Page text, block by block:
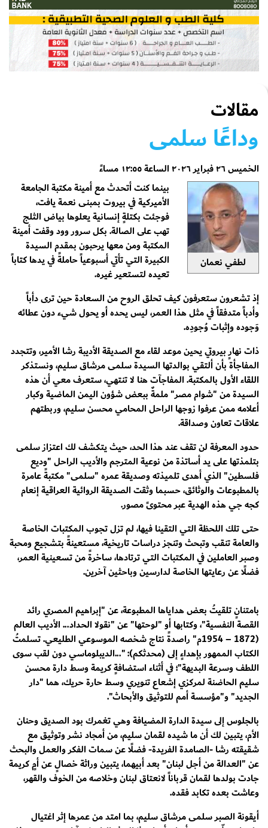
مقالات
وداعًا سلمى
الخميس ٢٦ فبراير ٢٠٢٦ الساعة ١٢:٥٥ مساءً
لطفي نعمان
بينما كنت أتحدث مع أمينة مكتبة الجامعة
الأميركية في بيروت بمبنى نعمة يافت،
فوجئت بكتلةٍ إنسانية يعلوها بياض الثلج
تهب على الصالة. بكل سرور وود وقفت أمينة
المكتبة ومن معها يرحبون بمقدم السيدة
الكبيرة التي تأتي أسبوعياً حاملةً في يدها كتاباً
تعيده لتستعير غيره.
إذ تشعرون ستعرفون كيف تحلق الروح من السعادة حين ترى دأباً
وأدباً متدفقاً في مثل هذا العمر، ليس يحده أو يحول شيء دون عطائه
وَجوده وإثبات وُجودِه.
ذات نهارٍ بيروتي يحين موعد لقاء مع الصديقة الأديبة رشا الأمير، وتتجدد
المفاجأة بأن ألتقي بوالدتها السيدة سلمى مرشاق سليم، ونستذكر
اللقاء الأول بالمكتبة. المفاجآت هنا لا تنتهي، ستعرف معي أن هذه
السيدة من "شوام مصر" ملمةٌ ببعض شؤون اليمن الماضية وكبار
أعلامه ممن عرفوا زوجها الراحل المحامي محسن سليم، وربطتهم
علاقات تعاون وصداقة.
حدود المعرفة لن تقف عند هذا الحد، حيث يتكشف لك اعتزاز سلمى
بتلمذتها على يد أساتذة من نوعية المترجم والأديب الراحل "وديع
فلسطين" الذي أهدى تلميذته وصديقة عمره "سلمى" مكتبةً عامرة
بالمطبوعات والوثائق، حسبما وثقت الصديقة الروائية العراقية إنعام
كجه جي هذه الهدية عبر محتوىً مصور.
حتى تلك اللحظة التي التقينا فيها، لم تزل تجوب المكتبات الخاصة
والعامة تنقب وتبحث وتنجز دراسات تاريخية، مستعينةً بتشجيع ومحبة
وصبر العاملين في المكتبات التي ترتادها، ساخرةً من تسعينية العمر،
فضلًا عن رعايتها الخاصة لدارسين وباحثين آخرين.
بامتنانٍ تلقيتُ بعض هداياها المطبوعة، عن "إبراهيم المصري رائد
القصة النفسية"، وكتابها أو "لوحتها" عن "نقولا الحداد... الأديب العالم
(1872 – 1954م" راصدةً نتاج شخصه الموسوعي الطليعي. تسلمتُ
الكتاب الممهور بإهداءٍ إلى (محدثكم): "...الديبلوماسي دون لقب سوى
اللطف وسرعة البديهة"؛ في أثناء استضافةٍ كريمة وسط دارة محسن
سليم الحاضنة لمركزي إشعاع تنويري وسط حارة حريك، هما "دار
الجديد" و"مؤسسة أمم للتوثيق والأبحاث".
بالجلوس إلى سيدة الدارة المضيافة وهي تغمرك بود الصديق وحنان
الأم، يتبين لك أن ما شيده لقمان سليم، من أمجاد نشر وتوثيق مع
شقيقته رشا -الصامدة الفريدة- فضلًا عن سمات الفكر والعمل والبحث
عن "العدالة من أجل لبنان" بعد أبيهما، يتبين وراثة خصالٍ عن أمٍ كريمة
جادت بولدها لقمان قرباناً لانعتاق لبنان وخلاصه من الخوف والقهر،
وعاشت بعده تكابد فقده.
أيقونة الصبر سلمى مرشاق سليم، بما امتد من عمرها إثر اغتيال